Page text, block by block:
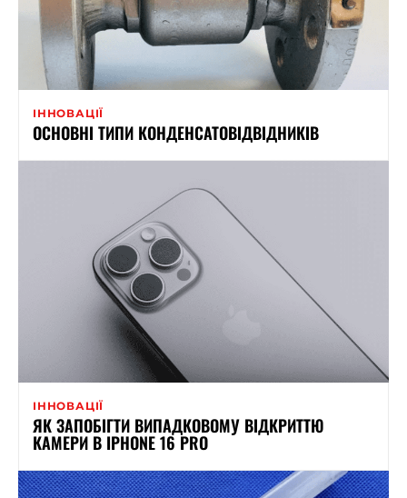
ІННОВАЦІЇ
ОСНОВНІ ТИПИ КОНДЕНСАТОВІДВІДНИКІВ
ІННОВАЦІЇ
ЯК ЗАПОБІГТИ ВИПАДКОВОМУ ВІДКРИТТЮ
КАМЕРИ В IPHONE 16 PRO